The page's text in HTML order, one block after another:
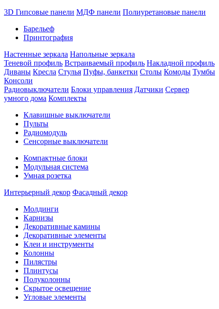
3D Гипсовые панели МДФ панели Полиуретановые панели
Барельеф
Принтография
Настенные зеркала Напольные зеркала
Теневой профиль Встраиваемый профиль Накладной профиль
Диваны Кресла Стулья Пуфы, банкетки Столы Комоды Тумбы
Консоли
Радиовыключатели Блоки управления Датчики Сервер
умного дома Комплекты
Клавишные выключатели
Пульты
Радиомодуль
Сенсорные выключатели
Компактные блоки
Модульная система
Умная розетка
Интерьерный декор Фасадный декор
Молдинги
Карнизы
Декоративные камины
Декоративные элементы
Клеи и инструменты
Колонны
Пилястры
Плинтусы
Полуколонны
Скрытое освещение
Угловые элементы